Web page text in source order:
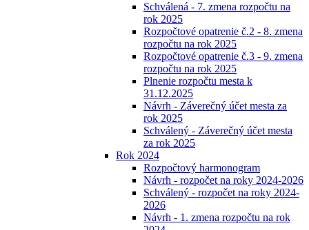
Schválená - 7. zmena rozpočtu na
rok 2025
Rozpočtové opatrenie č.2 - 8. zmena
rozpočtu na rok 2025
Rozpočtové opatrenie č.3 - 9. zmena
rozpočtu na rok 2025
Plnenie rozpočtu mesta k
31.12.2025
Návrh - Záverečný účet mesta za
rok 2025
Schválený - Záverečný účet mesta
za rok 2025
Rok 2024
Rozpočtový harmonogram
Návrh - rozpočet na roky 2024-2026
Schválený - rozpočet na roky 2024-
2026
Návrh - 1. zmena rozpočtu na rok